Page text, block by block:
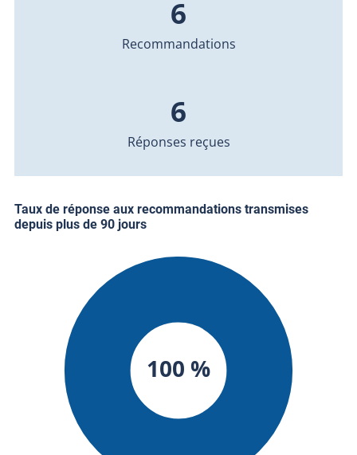
6
Recommandations
6
Réponses reçues
Taux de réponse aux recommandations transmises
depuis plus de 90 jours
100 %